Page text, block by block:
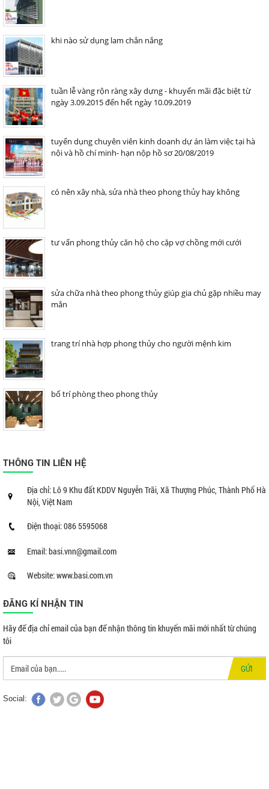
khi nào sử dụng lam chắn nắng
tuần lễ vàng rộn ràng xây dựng - khuyến mãi đặc biệt từ
ngày 3.09.2015 đến hết ngày 10.09.2019
tuyển dụng chuyên viên kinh doanh dự án làm việc tại hà
nội và hồ chí minh- hạn nộp hồ sơ 20/08/2019
có nên xây nhà, sửa nhà theo phong thủy hay không
tư vấn phong thủy căn hộ cho cặp vợ chồng mới cưới
sửa chữa nhà theo phong thủy giúp gia chủ gặp nhiều may
mắn
trang trí nhà hợp phong thủy cho người mệnh kim
bố trí phòng theo phong thủy
THÔNG TIN LIÊN HỆ
Địa chỉ: Lô 9 Khu đất KDDV Nguyễn Trãi, Xã Thượng Phúc, Thành Phố Hà
Nội, Việt Nam
Điện thoại: 086 5595068
Email: basi.vnn@gmail.com
Website: www.basi.com.vn
ĐĂNG KÍ NHẬN TIN
Hãy để địa chỉ email của bạn để nhận thông tin khuyến mãi mới nhất từ chúng
tôi
GỬI
Social: